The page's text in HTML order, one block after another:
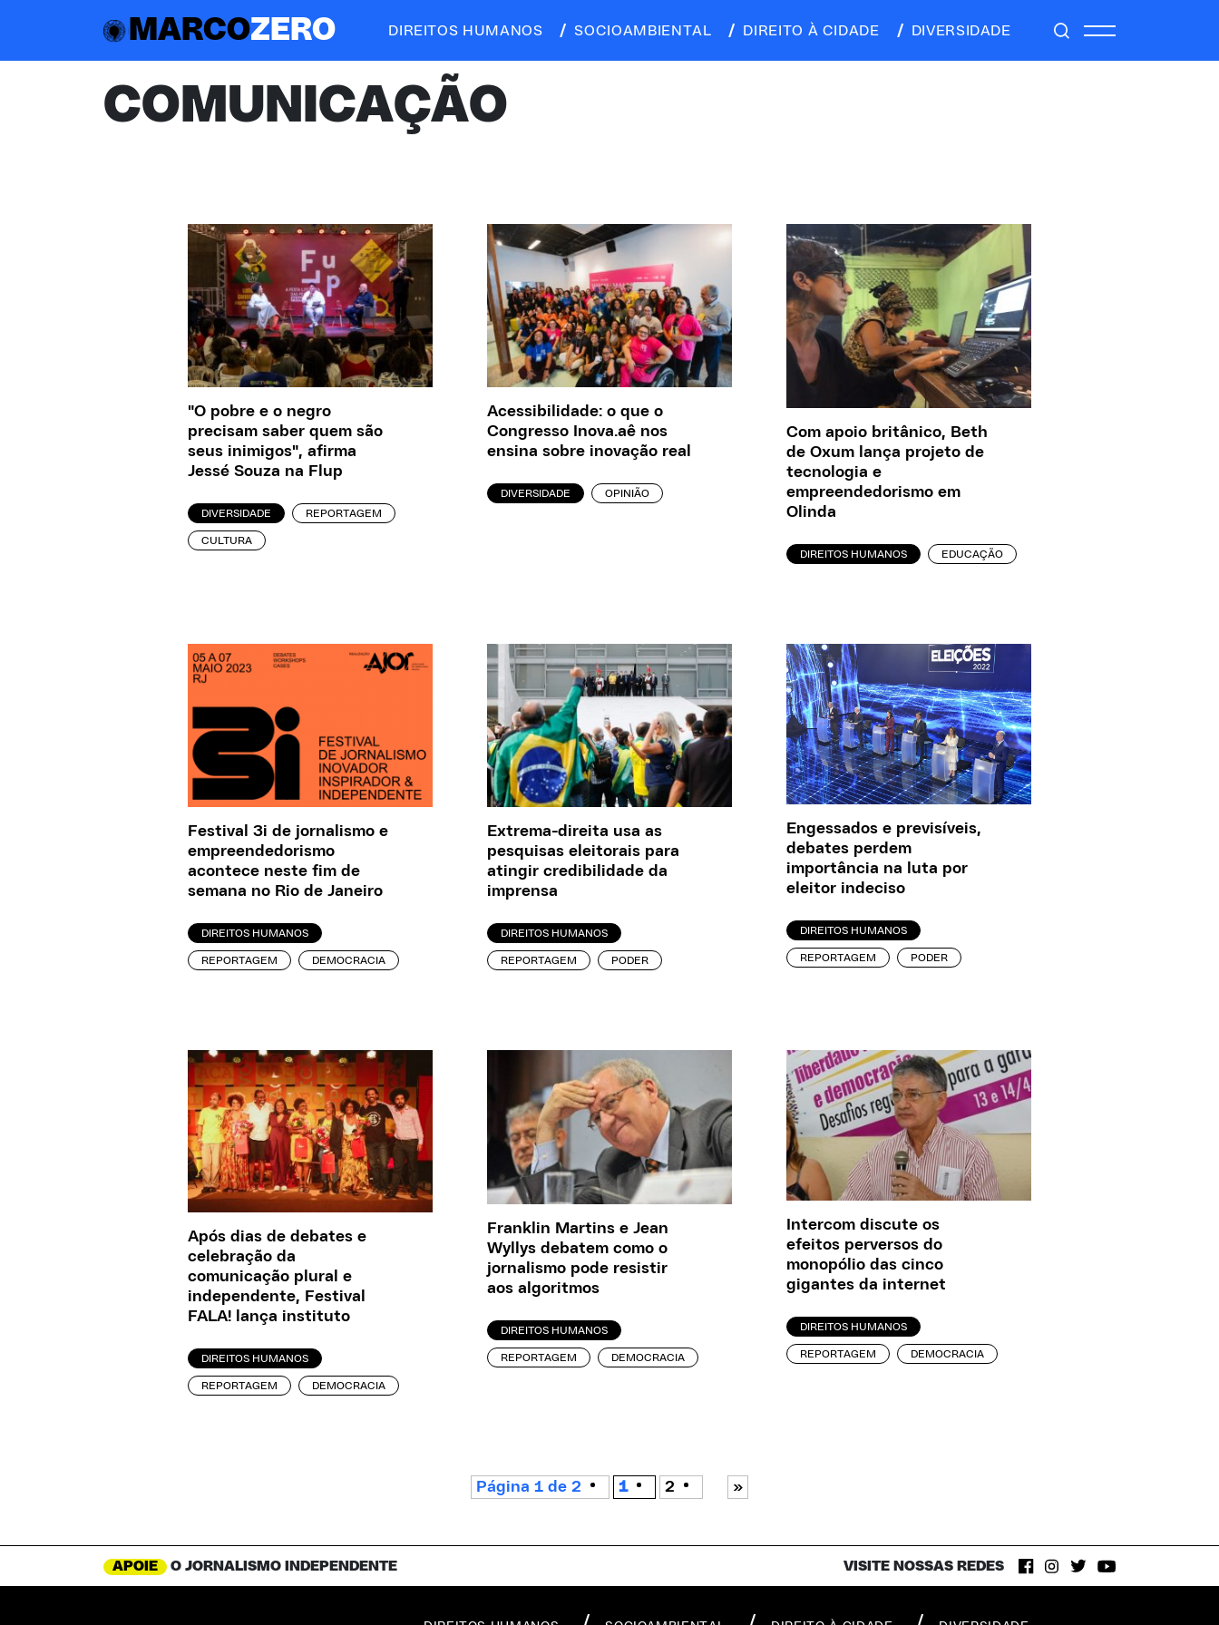
MARCOZERO DIREITOS HUMANOS SOCIOAMBIENTAL DIREITO À CIDADE DIVERSIDADE
COMUNICAÇÃO
"O pobre e o negro
precisam saber quem são
seus inimigos", afirma
Jessé Souza na Flup
DIVERSIDADE REPORTAGEM
CULTURA
Acessibilidade: o que o
Congresso Inova.aê nos
ensina sobre inovação real
DIVERSIDADE OPINIÃO
Com apoio britânico, Beth
de Oxum lança projeto de
tecnologia e
empreendedorismo em
Olinda
DIREITOS HUMANOS EDUCAÇÃO
Festival 3i de jornalismo e
empreendedorismo
acontece neste fim de
semana no Rio de Janeiro
DIREITOS HUMANOS
REPORTAGEM DEMOCRACIA
Extrema-direita usa as
pesquisas eleitorais para
atingir credibilidade da
imprensa
DIREITOS HUMANOS
REPORTAGEM PODER
Engessados e previsíveis,
debates perdem
importância na luta por
eleitor indeciso
DIREITOS HUMANOS
REPORTAGEM PODER
Após dias de debates e
celebração da
comunicação plural e
independente, Festival
FALA! lança instituto
DIREITOS HUMANOS
REPORTAGEM DEMOCRACIA
Franklin Martins e Jean
Wyllys debatem como o
jornalismo pode resistir
aos algoritmos
DIREITOS HUMANOS
REPORTAGEM DEMOCRACIA
Intercom discute os
efeitos perversos do
monopólio das cinco
gigantes da internet
DIREITOS HUMANOS
REPORTAGEM DEMOCRACIA
Página 1 de 2 1 2 »
APOIE O JORNALISMO INDEPENDENTE VISITE NOSSAS REDES